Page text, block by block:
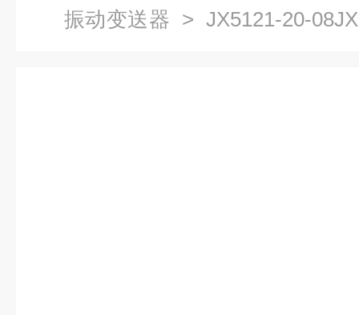
振动变送器 > JX5121-20-